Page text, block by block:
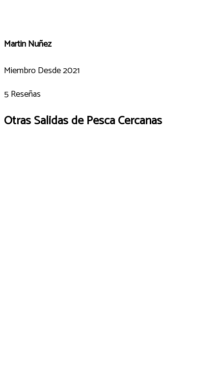
Martin Nuñez
Miembro Desde 2021
5 Reseñas
Otras Salidas de Pesca Cercanas